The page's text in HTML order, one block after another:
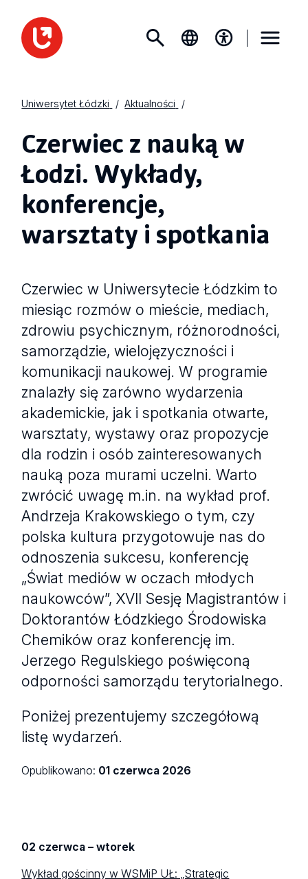
Uniwersytet Łódzki Aktualności
Czerwiec z nauką w
Łodzi. Wykłady,
konferencje,
warsztaty i spotkania
Czerwiec w Uniwersytecie Łódzkim to
miesiąc rozmów o mieście, mediach,
zdrowiu psychicznym, różnorodności,
samorządzie, wielojęzyczności i
komunikacji naukowej. W programie
znalazły się zarówno wydarzenia
akademickie, jak i spotkania otwarte,
warsztaty, wystawy oraz propozycje
dla rodzin i osób zainteresowanych
nauką poza murami uczelni. Warto
zwrócić uwagę m.in. na wykład prof.
Andrzeja Krakowskiego o tym, czy
polska kultura przygotowuje nas do
odnoszenia sukcesu, konferencję
„Świat mediów w oczach młodych
naukowców”, XVII Sesję Magistrantów i
Doktorantów Łódzkiego Środowiska
Chemików oraz konferencję im.
Jerzego Regulskiego poświęconą
odporności samorządu terytorialnego.
Poniżej prezentujemy szczegółową
listę wydarzeń.
Opublikowano: 01 czerwca 2026
02 czerwca – wtorek
Wykład gościnny w WSMiP UŁ: „Strategic